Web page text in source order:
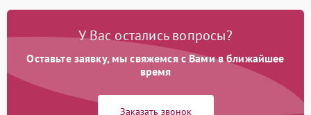
У Вас остались вопросы?
Оставьте заявку, мы свяжемся с Вами в ближайшее
время
Заказать звонок